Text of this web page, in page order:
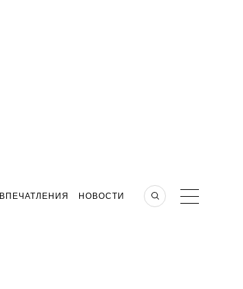
ВПЕЧАТЛЕНИЯ НОВОСТИ